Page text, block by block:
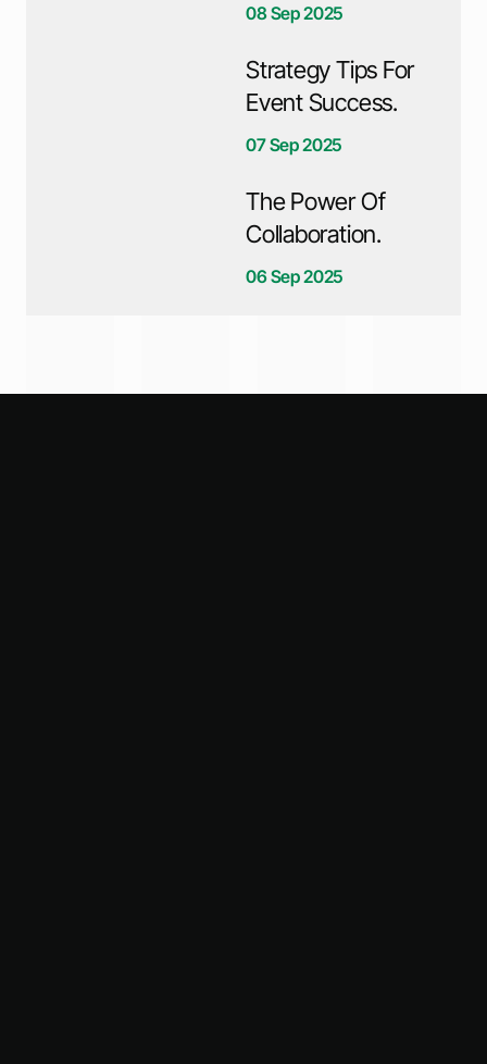
08 Sep 2025
Strategy Tips For
Event Success.
07 Sep 2025
The Power Of
Collaboration.
06 Sep 2025